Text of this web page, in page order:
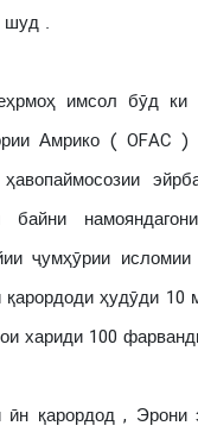
шуд .
имсол бӯд ки
Амрико ( OFAC
ҳавопаймосозии
байни
ҷумҳӯрии
қарордоди ҳудӯди
хариди 100
қарордод , Эрони